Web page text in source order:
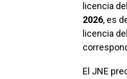
licencia
2026, es
licencia
El JNE